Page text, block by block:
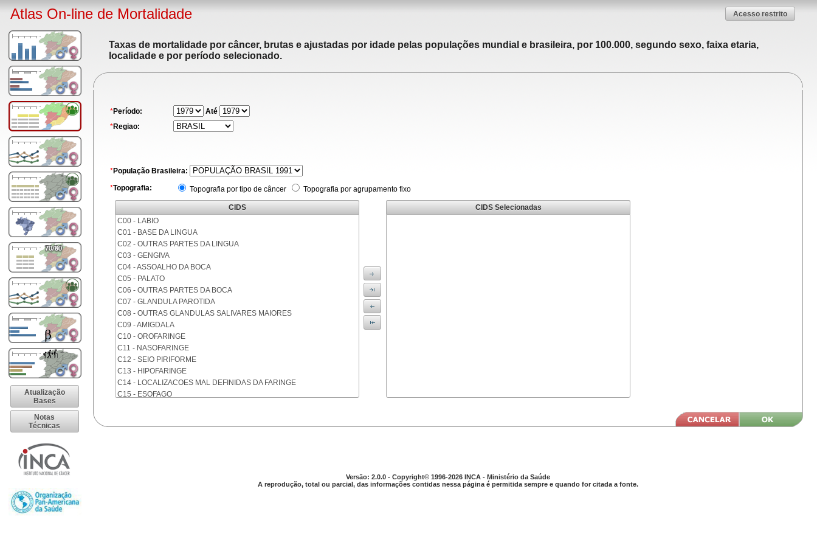
Atlas On-line de Mortalidade Acesso restrito
Atualização
Bases
Notas
Técnicas
Taxas de mortalidade por câncer, brutas e ajustadas por idade pelas populações mundial e brasileira, por 100.000, segundo sexo, faixa etaria,
localidade e por período selecionado.
*Período:
Até
*Regiao:
*População Brasileira:
*Topografia: Topografia por tipo de câncer Topografia por agrupamento fixo
CIDS
C00 - LABIO
C01 - BASE DA LINGUA
C02 - OUTRAS PARTES DA LINGUA
C03 - GENGIVA
C04 - ASSOALHO DA BOCA
C05 - PALATO
C06 - OUTRAS PARTES DA BOCA
C07 - GLANDULA PAROTIDA
C08 - OUTRAS GLANDULAS SALIVARES MAIORES
C09 - AMIGDALA
C10 - OROFARINGE
C11 - NASOFARINGE
C12 - SEIO PIRIFORME
C13 - HIPOFARINGE
C14 - LOCALIZACOES MAL DEFINIDAS DA FARINGE
C15 - ESOFAGO
C18 - COLON
CIDS Selecionadas
Versão: 2.0.0 - Copyright© 1996-2026 INCA - Ministério da Saúde
A reprodução, total ou parcial, das informações contidas nessa página é permitida sempre e quando for citada a fonte.